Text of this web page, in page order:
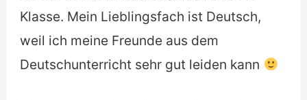
Klasse. Mein Lieblingsfach ist Deutsch,
weil ich meine Freunde aus dem
Deutschunterricht sehr gut leiden kann